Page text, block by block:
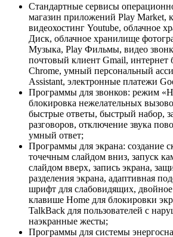
Стандартные сервисы
магазин приложений Play Market,
видеохостинг Youtube, облачное
Диск, облачное хранилище
Музыка, Play Фильмы, видео
почтовый клиент Gmail, интернет
Chrome, умный персональный
Assistant, электронные платежи
Программы для звонков: режим
блокировка нежелательных
быстрые ответы, быстрый набор,
разговоров, отключение звука
умный ответ;
Программы для экрана: создание
точечным слайдом вниз, запуск
слайдом вверх, запись экрана,
разделения экрана, адаптивная
шрифт для слабовидящих,
клавише Home для блокировки
TalkBack для пользователей с
наэкранные жесты;
Программы для системы